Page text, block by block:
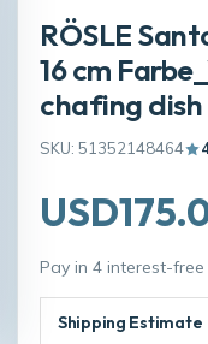
RÖSLE
16 cm
chafing dish
SKU: 51352148464
Pay in 4 interest-
Shipping Estimate